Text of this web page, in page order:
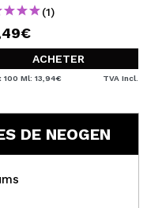
(1)
ACHETER
100 Ml: 13,94€ TVA Incl.
DE NEOGEN